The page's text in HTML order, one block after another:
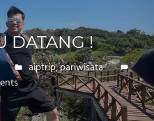
DATANG !
aiptrip,pariwisata